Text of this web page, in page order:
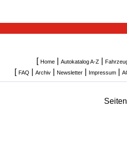
[ Home| Autokatalog A-Z|
[ FAQ Archiv Newsletter Impressum